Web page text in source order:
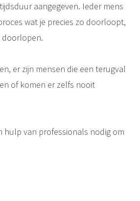
aangegeven. Ieder mens
wat je precies zo doorloopt,
doorlopen.
er zijn mensen die een terugval
of komen er zelfs nooit
hulp van professionals nodig om